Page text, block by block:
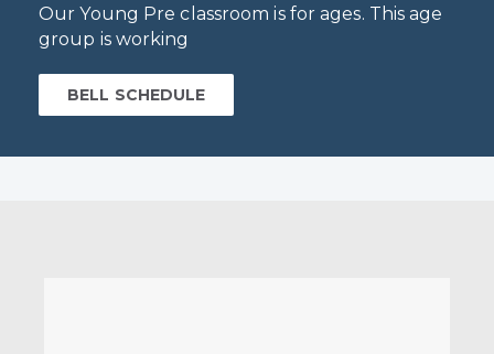
Our Young Pre classroom is for ages. This age
group is working
BELL SCHEDULE